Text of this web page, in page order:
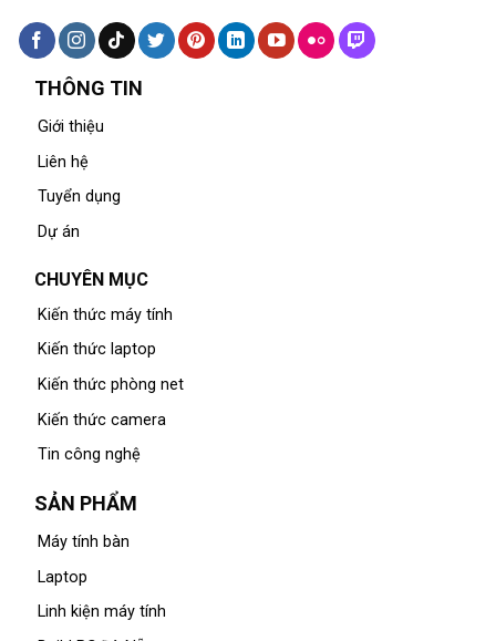
THÔNG TIN
Giới thiệu
Liên hệ
Tuyển dụng
Dự án
CHUYÊN MỤC
Kiến thức máy tính
Kiến thức laptop
Kiến thức phòng net
Kiến thức camera
Tin công nghệ
SẢN PHẨM
Máy tính bàn
Laptop
Linh kiện máy tính